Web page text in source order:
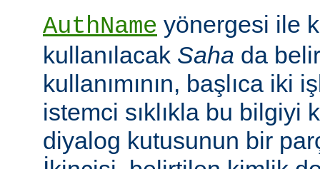
AuthName yönergesi ile
kullanılacak Saha da
kullanımının, başlıca iki
istemci sıklıkla bu bilgiyi
diyalog kutusunun bir